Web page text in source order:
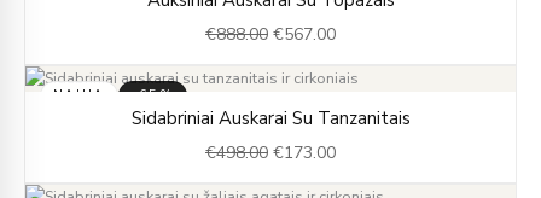
€888.00
price
was:
€567.00
price
is:
NAUJA -65%
Sidabriniai Auskarai Su Tanzanitais
€498.00
price
was:
€173.00
price
is: